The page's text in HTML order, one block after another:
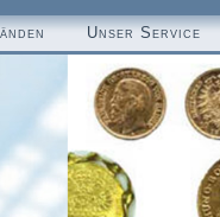
Unser Service